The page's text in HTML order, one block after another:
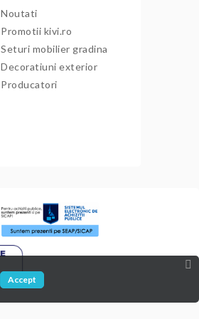
Noutati
Promotii kivi.ro
Seturi mobilier gradina
Decoratiuni exterior
Producatori
Accept